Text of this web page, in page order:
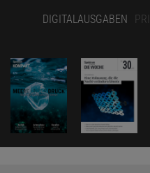
DIGITALAUSGABEN